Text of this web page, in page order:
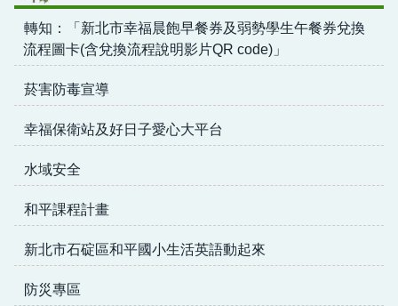
轉知：「新北市幸福晨飽早餐券及弱勢學生午餐券兌換
流程圖卡(含兌換流程說明影片QR code)」
菸害防毒宣導
幸福保衛站及好日子愛心大平台
水域安全
和平課程計畫
新北市石碇區和平國小生活英語動起來
防災專區